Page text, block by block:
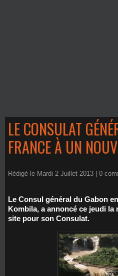
LE CONSULAT
FRANCE À UN
Rédigé le Mardi 2 Juillet 2013 | 0
Le Consul général du Gabon
Kombila, a annoncé ce jeudi la
site pour son Consulat.